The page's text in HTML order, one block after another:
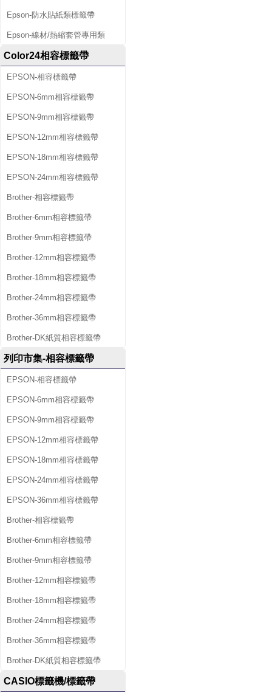
Epson-防水貼紙類標籤帶
Epson-線材/熱縮套管專用類
Color24相容標籤帶
EPSON-相容標籤帶
EPSON-6mm相容標籤帶
EPSON-9mm相容標籤帶
EPSON-12mm相容標籤帶
EPSON-18mm相容標籤帶
EPSON-24mm相容標籤帶
Brother-相容標籤帶
Brother-6mm相容標籤帶
Brother-9mm相容標籤帶
Brother-12mm相容標籤帶
Brother-18mm相容標籤帶
Brother-24mm相容標籤帶
Brother-36mm相容標籤帶
Brother-DK紙質相容標籤帶
列印市集-相容標籤帶
EPSON-相容標籤帶
EPSON-6mm相容標籤帶
EPSON-9mm相容標籤帶
EPSON-12mm相容標籤帶
EPSON-18mm相容標籤帶
EPSON-24mm相容標籤帶
EPSON-36mm相容標籤帶
Brother-相容標籤帶
Brother-6mm相容標籤帶
Brother-9mm相容標籤帶
Brother-12mm相容標籤帶
Brother-18mm相容標籤帶
Brother-24mm相容標籤帶
Brother-36mm相容標籤帶
Brother-DK紙質相容標籤帶
CASIO標籤機/標籤帶